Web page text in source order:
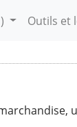
Outils et